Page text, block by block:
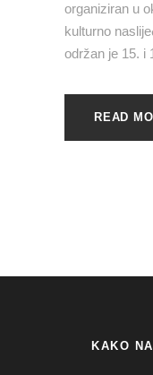
organiziran u
kulturno
održan je 15. i
READ
KAKO